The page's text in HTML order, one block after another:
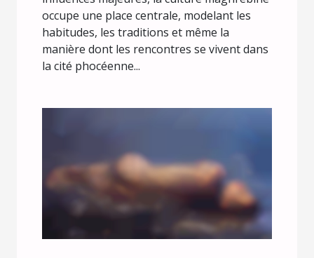
occupe une place centrale, modelant les
habitudes, les traditions et même la
manière dont les rencontres se vivent dans
la cité phocéenne...